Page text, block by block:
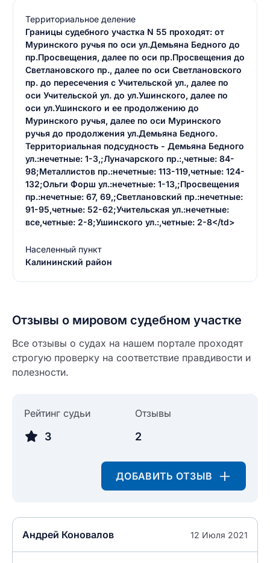
Территориальное деление
Границы судебного участка N 55 проходят: от
Муринского ручья по оси ул.Демьяна Бедного до
пр.Просвещения, далее по оси пр.Просвещения до
Светлановского пр., далее по оси Светлановского
пр. до пересечения с Учительской ул., далее по
оси Учительской ул. до ул.Ушинского, далее по
оси ул.Ушинского и ее продолжению до
Муринского ручья, далее по оси Муринского
ручья до продолжения ул.Демьяна Бедного.
Территориальная подсудность - Демьяна Бедного
ул.:нечетные: 1-3,;Луначарского пр.:,четные: 84-
98;Металлистов пр.:нечетные: 113-119,четные: 124-
132;Ольги Форш ул.:нечетные: 1-13,;Просвещения
пр.:нечетные: 67, 69,;Светлановский пр.:нечетные:
91-95,четные: 52-62;Учительская ул.:нечетные:
все,четные: 2-8;Ушинского ул.:,четные: 2-8</td>
Населенный пункт
Калининский район
Отзывы о мировом судебном участке
Все отзывы о судах на нашем портале проходят
строгую проверку на соответствие правдивости и
полезности.
Рейтинг судьи
3
Отзывы
2
ДОБАВИТЬ ОТЗЫВ
Андрей Коновалов 12 Июля 2021
Введите свое имя
Введите свой e-mail
Введите свое имя
Введите свой номер телефона